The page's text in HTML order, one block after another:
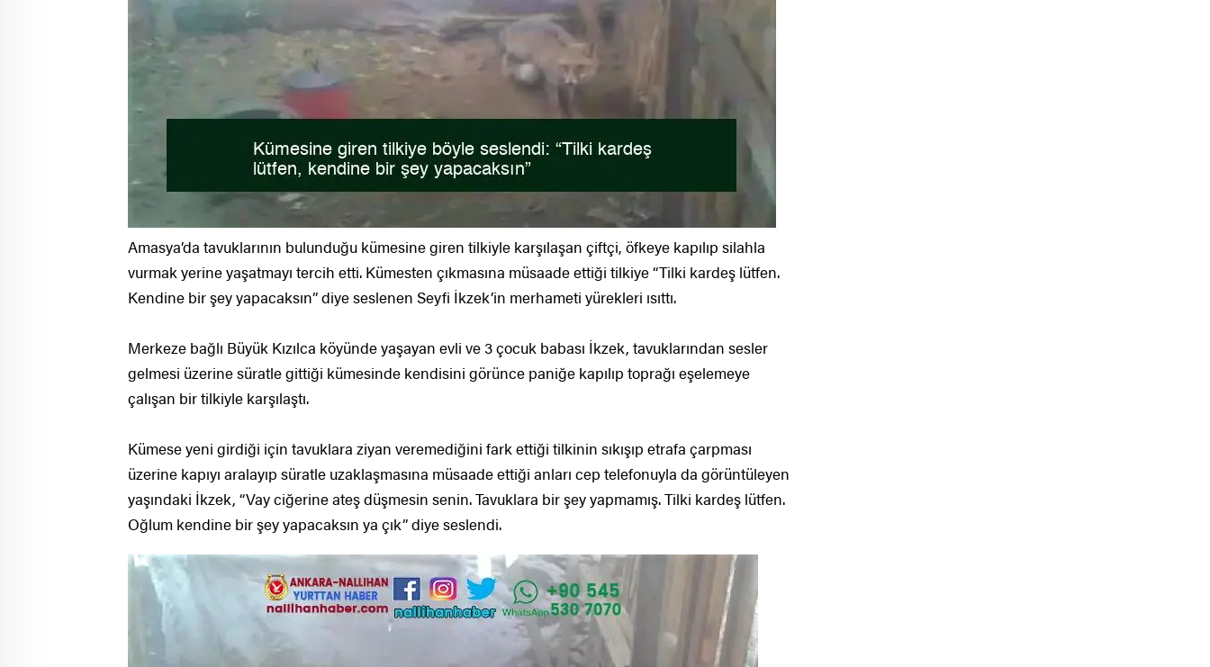
Amasya’da tavuklarının bulunduğu kümesine giren tilkiyle karşılaşan çiftçi, öfkeye kapılıp silahla
vurmak yerine yaşatmayı tercih etti. Kümesten çıkmasına müsaade ettiği tilkiye “Tilki kardeş lütfen.
Kendine bir şey yapacaksın” diye seslenen Seyfi İkzek’in merhameti yürekleri ısıttı.
Merkeze bağlı Büyük Kızılca köyünde yaşayan evli ve 3 çocuk babası İkzek, tavuklarından sesler
gelmesi üzerine süratle gittiği kümesinde kendisini görünce paniğe kapılıp toprağı eşelemeye
çalışan bir tilkiyle karşılaştı.
Kümese yeni girdiği için tavuklara ziyan veremediğini fark ettiği tilkinin sıkışıp etrafa çarpması
üzerine kapıyı aralayıp süratle uzaklaşmasına müsaade ettiği anları cep telefonuyla da görüntüleyen
yaşındaki İkzek, “Vay ciğerine ateş düşmesin senin. Tavuklara bir şey yapmamış. Tilki kardeş lütfen.
Oğlum kendine bir şey yapacaksın ya çık” diye seslendi.